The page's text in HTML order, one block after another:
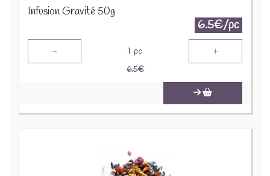
Infusion Gravité 50g
6.5€/pc
- 1 pc +
6.5€